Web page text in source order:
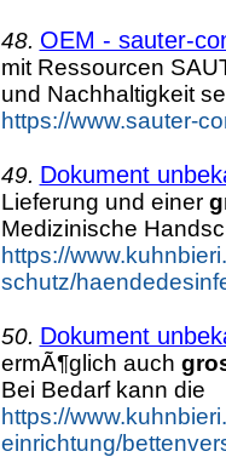
48. OEM - sauter-
mit Ressourcen
und Nachhaltigkeit
https://www.sauter-
49. Dokument
Lieferung und einer
Medizinische
https://
schutz/
50. Dokument
ermÃ¶glich auch
Bei Bedarf kann die
https://
einrichtung/